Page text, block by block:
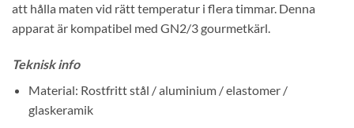
att hålla maten vid rätt temperatur i flera timmar. Denna
apparat är kompatibel med GN2/3 gourmetkärl.
Teknisk info
Material: Rostfritt stål / aluminium / elastomer /
glaskeramik